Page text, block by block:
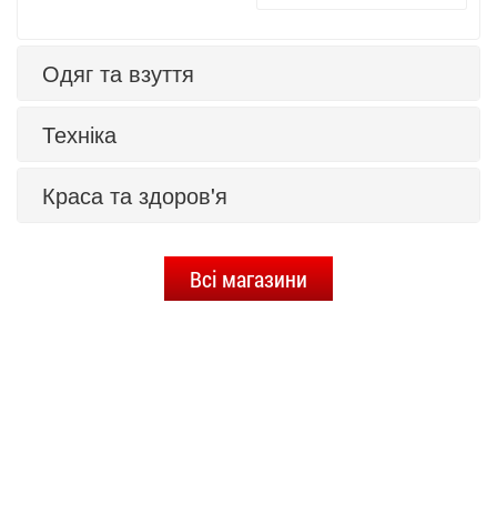
Одяг та взуття
Техніка
Краса та здоров'я
Всі магазини